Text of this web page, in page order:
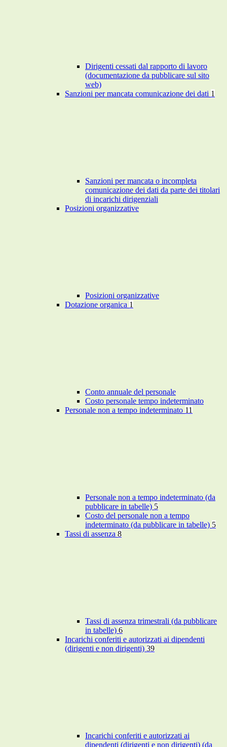
Dirigenti cessati dal rapporto di lavoro
(documentazione da pubblicare sul sito
web)
Sanzioni per mancata comunicazione dei dati 1
Sanzioni per mancata o incompleta
comunicazione dei dati da parte dei titolari
di incarichi dirigenziali
Posizioni organizzative
Posizioni organizzative
Dotazione organica 1
Conto annuale del personale
Costo personale tempo indeterminato
Personale non a tempo indeterminato 11
Personale non a tempo indeterminato (da
pubblicare in tabelle) 5
Costo del personale non a tempo
indeterminato (da pubblicare in tabelle) 5
Tassi di assenza 8
Tassi di assenza trimestrali (da pubblicare
in tabelle) 6
Incarichi conferiti e autorizzati ai dipendenti
(dirigenti e non dirigenti) 39
Incarichi conferiti e autorizzati ai
dipendenti (dirigenti e non dirigenti) (da